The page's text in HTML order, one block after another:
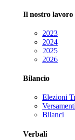
Il nostro lavoro
2023
2024
2025
2026
Bilancio
Elezioni
Bilanci
Verbali